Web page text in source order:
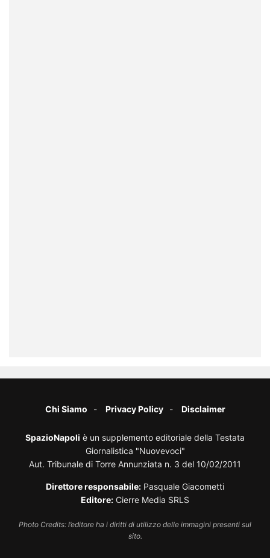
Chi Siamo Privacy Policy Disclaimer
SpazioNapoli è un supplemento editoriale della Testata
Giornalistica "Nuovevoci"
Aut. Tribunale di Torre Annunziata n. 3 del 10/02/2011
Direttore responsabile: Pasquale Giacometti
Editore: Cierre Media SRLS
Photo Credits: l’editore ha i diritti di utilizzo delle immagini presenti sul
sito.